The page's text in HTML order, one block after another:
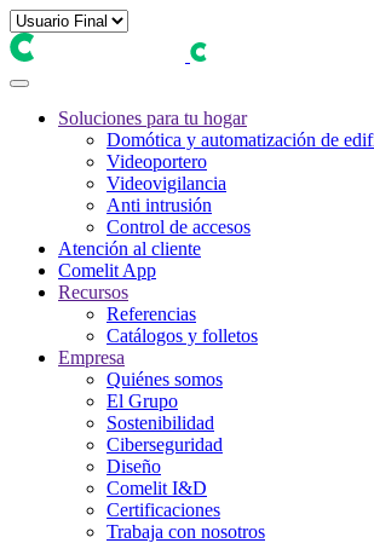
Soluciones para tu hogar
Domótica y automatización de
Videoportero
Videovigilancia
Anti intrusión
Control de accesos
Atención al cliente
Comelit App
Recursos
Referencias
Catálogos y folletos
Empresa
Quiénes somos
El Grupo
Sostenibilidad
Ciberseguridad
Diseño
Comelit I&D
Certificaciones
Trabaja con nosotros